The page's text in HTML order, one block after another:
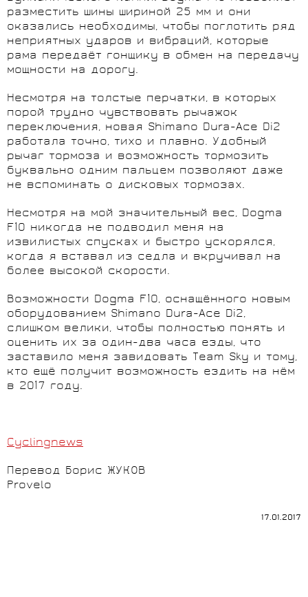
разместить шины шириной 25 мм и они
оказались необходимы, чтобы поглотить ряд
неприятных ударов и вибраций, которые
рама передаёт гонщику в обмен на передачу
мощности на дорогу.
Несмотря на толстые перчатки, в которых
порой трудно чувствовать рычажок
переключения, новая Shimano Dura-Ace Di2
работала точно, тихо и плавно. Удобный
рычаг тормоза и возможность тормозить
буквально одним пальцем позволяют даже
не вспоминать о дисковых тормозах.
Несмотря на мой значительный вес, Dogma
F10 никогда не подводил меня на
извилистых спусках и быстро ускорялся,
когда я вставал из седла и вкручивал на
более высокой скорости.
Возможности Dogma F10, оснащённого новым
оборудованием Shimano Dura-Ace Di2,
слишком велики, чтобы полностью понять и
оценить их за один-два часа езды, что
заставило меня завидовать Team Sky и тому,
кто ещё получит возможность ездить на нём
в 2017 году.
Cyclingnews
Перевод Борис ЖУКОВ
Provelo
17.01.2017